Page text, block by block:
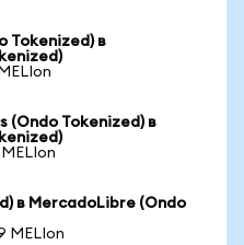
Tokenized) в
Tokenized) в
в MercadoLibre (Ondo
MELIon